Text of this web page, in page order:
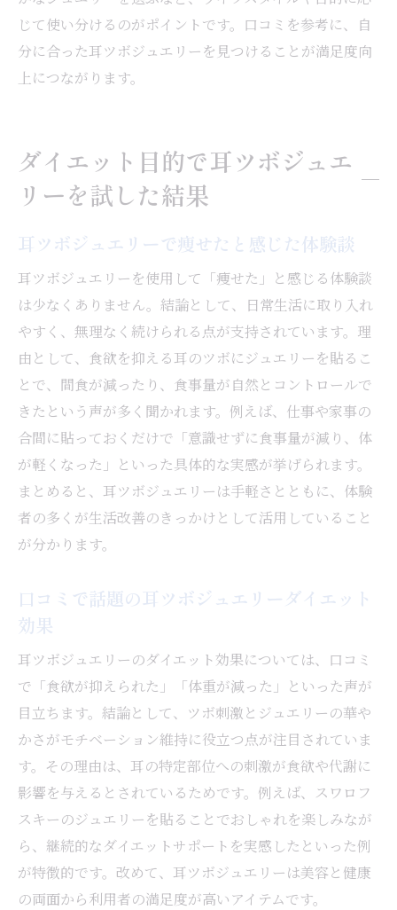
じて使い分けるのがポイントです。口コミを参考に、自
分に合った耳ツボジュエリーを見つけることが満足度向
上につながります。
ダイエット目的で耳ツボジュエ
リーを試した結果
耳ツボジュエリーで痩せたと感じた体験談
耳ツボジュエリーを使用して「痩せた」と感じる体験談
は少なくありません。結論として、日常生活に取り入れ
やすく、無理なく続けられる点が支持されています。理
由として、食欲を抑える耳のツボにジュエリーを貼るこ
とで、間食が減ったり、食事量が自然とコントロールで
きたという声が多く聞かれます。例えば、仕事や家事の
合間に貼っておくだけで「意識せずに食事量が減り、体
が軽くなった」といった具体的な実感が挙げられます。
まとめると、耳ツボジュエリーは手軽さとともに、体験
者の多くが生活改善のきっかけとして活用していること
が分かります。
口コミで話題の耳ツボジュエリーダイエット
効果
耳ツボジュエリーのダイエット効果については、口コミ
で「食欲が抑えられた」「体重が減った」といった声が
目立ちます。結論として、ツボ刺激とジュエリーの華や
かさがモチベーション維持に役立つ点が注目されていま
す。その理由は、耳の特定部位への刺激が食欲や代謝に
影響を与えるとされているためです。例えば、スワロフ
スキーのジュエリーを貼ることでおしゃれを楽しみなが
ら、継続的なダイエットサポートを実感したといった例
が特徴的です。改めて、耳ツボジュエリーは美容と健康
の両面から利用者の満足度が高いアイテムです。